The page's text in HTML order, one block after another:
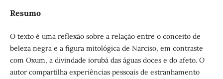
Resumo
O texto é uma reflexão sobre a relação entre o conceito de
beleza negra e a figura mitológica de Narciso, em contraste
com Oxum, a divindade iorubá das águas doces e do afeto. O
autor compartilha experiências pessoais de estranhamento